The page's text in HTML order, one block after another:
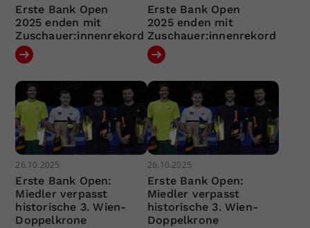
Erste Bank Open
2025 enden mit
Zuschauer:innenrekord
Erste Bank Open
2025 enden mit
Zuschauer:innenrekord
26.10.2025
Erste Bank Open:
Miedler verpasst
historische 3. Wien-
Doppelkrone
26.10.2025
Erste Bank Open:
Miedler verpasst
historische 3. Wien-
Doppelkrone